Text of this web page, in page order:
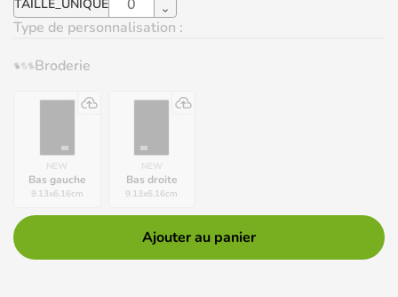
TAILLE_UNIQUE
Type de personnalisation :
Broderie
NEW
Bas gauche
9.13x6.16cm
NEW
Bas droite
9.13x6.16cm
Ajouter au panier